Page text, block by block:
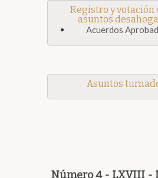
Registro y votación
asuntos
Acuerdos
Asuntos
Número 4 - LXVIII - I